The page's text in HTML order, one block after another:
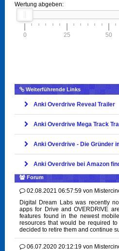
Wertung abgeben:
0 25 50
Weiterführende Links
Anki Overdrive Reveal Trailer
Anki Overdrive Mega Track
Anki Overdrive - Die Gründer
Anki Overdrive bei Amazon
Forum
02.08.2021 06:57:59 von
Digital Dream Labs was recently
apps for Drive and OVERDRIVE
features found in the newest
resources that would be required
decided to retire them and continue
06.07.2020 20:12:19 von